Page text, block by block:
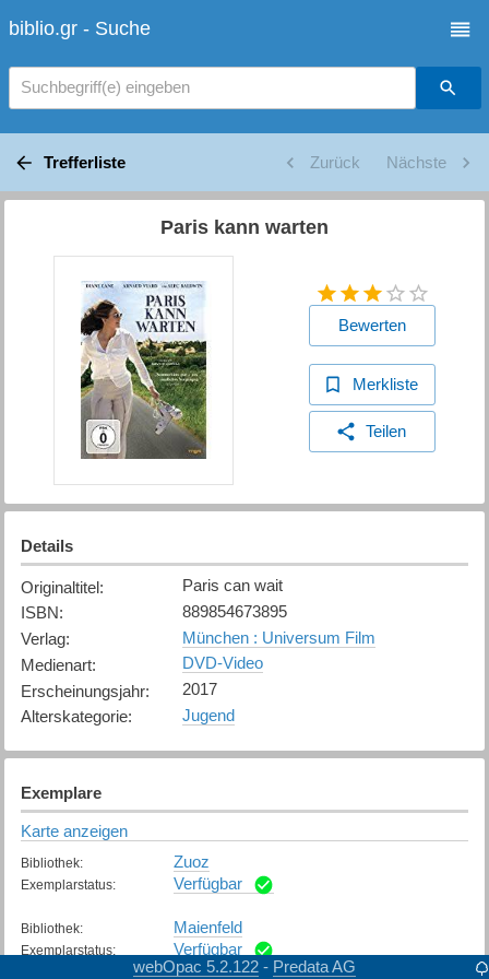
biblio.gr - Suche
Suchbegriff(e) eingeben
Trefferliste Zurück Nächste
Paris kann warten
Bewerten
Merkliste
Teilen
Details
Originaltitel:
Paris can wait
ISBN:
889854673895
Verlag:
München : Universum Film
Medienart:
DVD-Video
Erscheinungsjahr:
2017
Alterskategorie: Jugend
Exemplare
Karte anzeigen
Bibliothek: Zuoz
Exemplarstatus: Verfügbar
Bibliothek: Maienfeld
Exemplarstatus:
Verfügbar
webOpac 5.2.122 - Predata AG